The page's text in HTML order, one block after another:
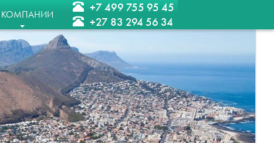
+7 499 755 95 45
+27 83 294 56 34